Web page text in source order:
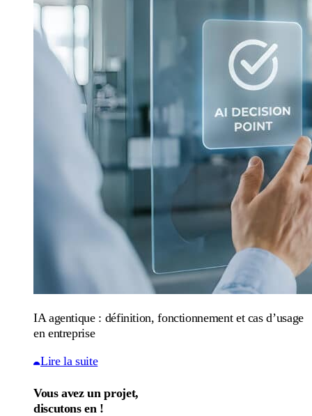
IA agentique : définition, fonctionnement et cas d’usage
en entreprise
Lire la suite
Vous avez un projet,
discutons en !